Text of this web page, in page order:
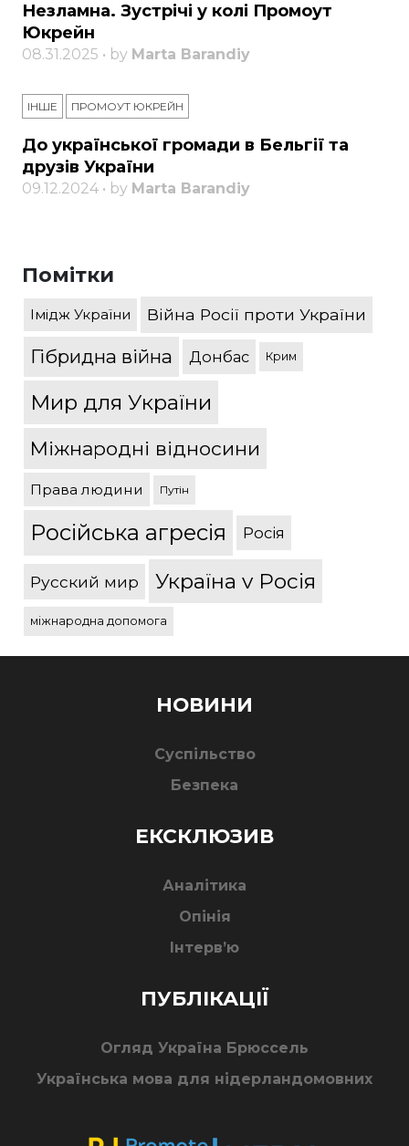
Незламна. Зустрічі у колі Промоут
Юкрейн
08.31.2025 • by Marta Barandiy
ІНШЕ ПРОМОУТ ЮКРЕЙН
До української громади в Бельгії та
друзів України
09.12.2024 • by Marta Barandiy
Помітки
Імідж України Війна Росії проти України
Гібридна війна Донбас Крим
Мир для України
Міжнародні відносини
Права людини Путін
Російська агресія Росія
Русский мир Україна v Росія
міжнародна допомога
НОВИНИ
Суспільство
Безпека
ЕКСКЛЮЗИВ
Аналітика
Опінія
Інтерв’ю
ПУБЛІКАЦІЇ
Огляд Україна Брюссель
Українська мова для нідерландомовних